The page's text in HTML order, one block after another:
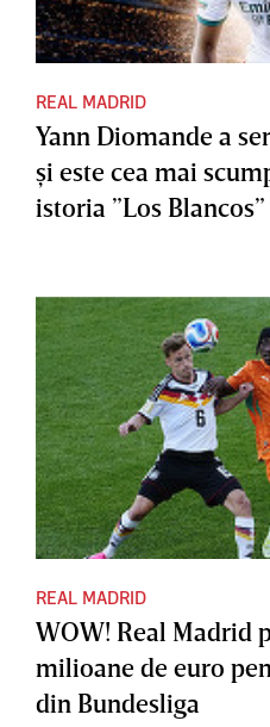
REAL MADRID
Yann Diomande a
şi este cea mai
istoria ”Los Blancos”
REAL MADRID
WOW! Real Madrid
milioane de euro
din Bundesliga